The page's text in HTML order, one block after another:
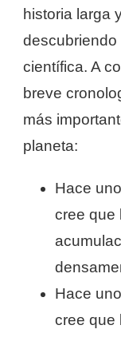
historia larga
descubriendo
científica. A
breve
más
planeta:
Hace
cree que
Hace
cree que